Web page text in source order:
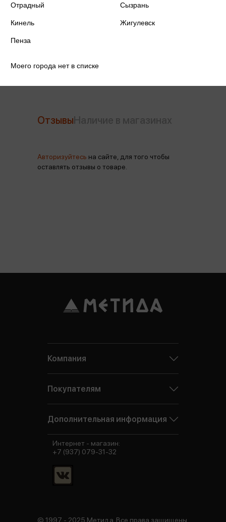
Отзывы
Авторизуйтесь на сайте, для того чтобы
оставлять отзывы о товаре.
Отрадный Сызрань
Кинель Жигулевск
Пенза
Моего города нет в списке
Компания
Покупателям
Дополнительная информация
© 1997 - 2025 Метида. Все права защищены.
Интернет - магазин:
+7 (937) 079-31-32